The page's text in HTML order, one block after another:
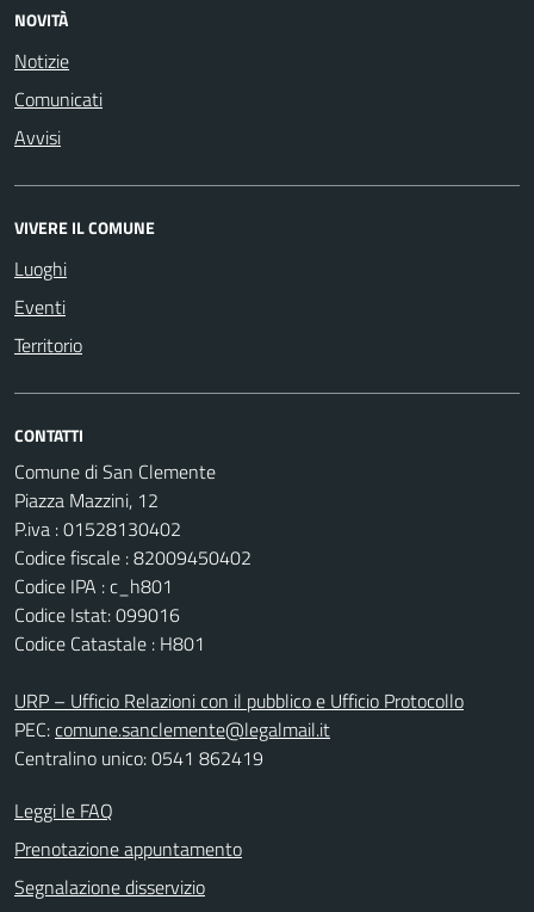
NOVITÀ
Notizie
Comunicati
Avvisi
VIVERE IL COMUNE
Luoghi
Eventi
Territorio
CONTATTI
Comune di San Clemente
Piazza Mazzini, 12
P.iva : 01528130402
Codice fiscale : 82009450402
Codice IPA : c_h801
Codice Istat: 099016
Codice Catastale : H801
URP – Ufficio Relazioni con il pubblico e Ufficio Protocollo
PEC:comune.sanclemente@legalmail.it
Centralino unico: 0541 862419
Leggi le FAQ
Prenotazione appuntamento
Segnalazione disservizio